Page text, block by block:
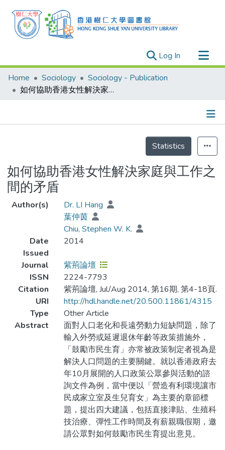
Log In (current)
Research Outputs
Researchers
Projects
Home Sociology
Sociology - Publication
如何協助香港女性解決家庭與工作之間的矛盾
Statistics
如何協助香港女性解決家庭與工作之
間的矛盾
Author(s)
Dr. LI Hang
葉仲茵
Chiu, Stephen W. K.
Date
Issued
2014
Journal
紫荊論壇
ISSN
2224-7793
Citation
紫荊論壇, Jul/Aug 2014, 第16期, 第4-18頁.
URI
http://hdl.handle.net/20.500.11861/4315
Type
Other Article
Abstract
面對人口老化和長遠勞動力短缺問題，除了
輸入外勞或延遲退休年齡等政策措施外，
「鼓勵市民生育」亦常被政策制定者視為是
解決人口問題的主要關鍵。就以香港政府去
年10月展開的人口政策公眾參與活動的諮
詢文件為例，當中便以「營造有利環境讓市
民成家立室及生兒育女」為主要的章節標
題，提出四大建議，包括直接津貼、生殖科
技治療、彈性工作時間及有薪親職假期，邀
請公眾對如何鼓勵市民生育提出意見。